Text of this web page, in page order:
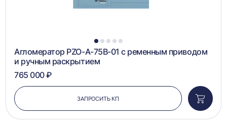
1 2 3 4 5
Агломератор PZO-A-75B-01 с ременным приводом
и ручным раскрытием
765 000 ₽
ЗАПРОСИТЬ КП
в